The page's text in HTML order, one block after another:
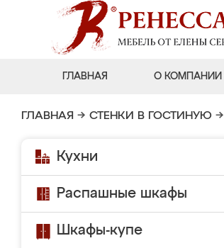
ГЛАВНАЯ О КОМПАНИИ
ГЛАВНАЯ → СТЕНКИ В ГОСТИНУЮ →
Кухни
Распашные шкафы
Шкафы-купе